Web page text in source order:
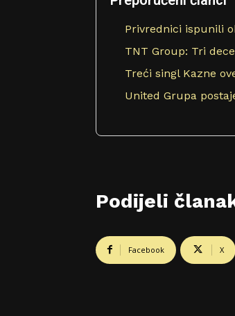
Privrednici ispunili
TNT Group: Tri
Treći singl Kazne
United Grupa
Podijeli
Facebook X